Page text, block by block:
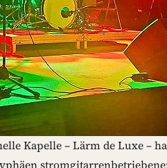
Kapelle – Lärm de Luxe –